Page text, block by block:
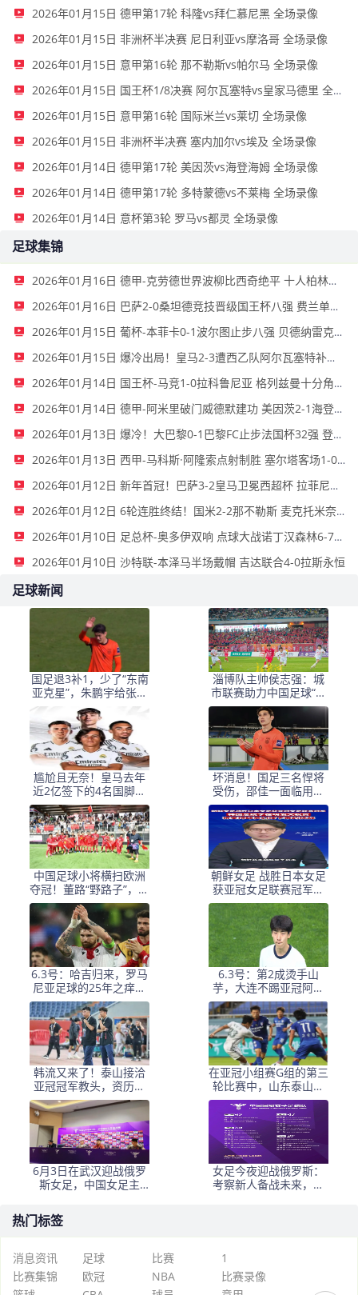
2026年01月15日 德甲第17轮 科隆vs拜仁慕尼黑 全场录像
2026年01月15日 非洲杯半决赛 尼日利亚vs摩洛哥 全场录像
2026年01月15日 意甲第16轮 那不勒斯vs帕尔马 全场录像
2026年01月15日 国王杯1/8决赛 阿尔瓦塞特vs皇家马德里 全场录像
2026年01月15日 意甲第16轮 国际米兰vs莱切 全场录像
2026年01月15日 非洲杯半决赛 塞内加尔vs埃及 全场录像
2026年01月14日 德甲第17轮 美因茨vs海登海姆 全场录像
2026年01月14日 德甲第17轮 多特蒙德vs不莱梅 全场录像
2026年01月14日 意杯第3轮 罗马vs都灵 全场录像
足球集锦
2026年01月16日 德甲-克劳德世界波柳比西奇绝平 十人柏林联合1-1奥格斯堡
2026年01月16日 巴萨2-0桑坦德竞技晋级国王杯八强 费兰单刀球破门亚马尔建功
2026年01月15日 葡杯-本菲卡0-1波尔图止步八强 贝德纳雷克制胜帕夫利季斯失良机
2026年01月15日 爆冷出局！皇马2-3遭西乙队阿尔瓦塞特补时绝杀 无缘国王杯8强
2026年01月14日 国王杯-马竞1-0拉科鲁尼亚 格列兹曼十分角任意球破门+远射中横梁
2026年01月14日 德甲-阿米里破门威德默建功 美因茨2-1海登海姆
2026年01月13日 爆冷！大巴黎0-1巴黎FC止步法国杯32强 登贝莱失单刀埃梅里中框
2026年01月13日 西甲-马科斯·阿隆索点射制胜 塞尔塔客场1-0塞维利亚
2026年01月12日 新年首冠！巴萨3-2皇马卫冕西超杯 拉菲尼亚双响维尼修斯一条龙
2026年01月12日 6轮连胜终结！国米2-2那不勒斯 麦克托米奈双响恰20点射孔蒂染红
2026年01月10日 足总杯-奥多伊双响 点球大战诺丁汉森林6-7雷克瑟姆
2026年01月10日 沙特联-本泽马半场戴帽 吉达联合4-0拉斯永恒
足球新闻
国足退3补1，少了“东南
亚克星”，朱鹏宇给张玉
宁当替补 防线不稳
淄博队主帅侯志强：城
市联赛助力中国足球“基
础建设”｜专访
尴尬且无奈！皇马去年
近2亿签下的4名国脚新
援，今夏均无缘世界杯
坏消息！国足三名悍将
受伤，邵佳一面临用人
荒，武磊也难出场
中国足球小将横扫欧洲
夺冠！董路“野路子”，撕
开了谁的遮羞布？
朝鲜女足 战胜日本女足
获亚冠女足联赛冠军李
在明 发文祝贺
6.3号：哈吉归来，罗马
尼亚足球的25年之痒能
解么？
6.3号：第2成烫手山
芋，大连不踢亚冠阿奇
+马莱莱没必要换练好新
星更重要
韩流又来了！泰山接洽
亚冠冠军教头，资历与
名气全面压过徐正源
在亚冠小组赛G组的第三
轮比赛中，山东泰山客
场挑战韩国球队仁
6月3日在武汉迎战俄罗
斯女足，中国女足主
女足今夜迎战俄罗斯：
考察新人备战未来，古
热门标签
消息资讯 足球 比赛
1
比赛集锦
欧冠 NBA
比赛录像